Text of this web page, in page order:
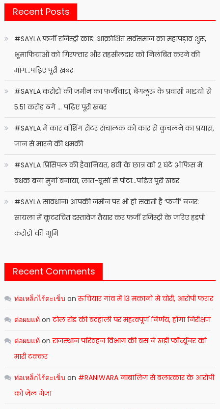
Recent Posts
#SAYLA फर्जी रजिस्ट्री कांड: आक्रोशित सर्वसमाज का महापड़ाव शुरू,
भूमाफियाओं को गिरफ्तार और तहसीलदार को निलंबित करने की
मांग…पढ़िए पूरी खबर
#SAYLA करोड़ों की जमीन का फर्जीवाड़ा, बेंगलूरु के प्रवासी भाइयों से
5.51 करोड़ ठगे … पढ़िए पूरी खबर
#SAYLA में कार वॉशिंग सेंटर संचालक को कार से कुचलने का प्रयास,
जान से मारने की धमकी
#SAYLA प्रिंसिपल की हैवानियत, 8वीं के छात्र को 2 घंटे ऑफिस में
बंधक बना मुर्गा बनाया, लात-घूंसों से पीटा…पढ़िए पूरी खबर
#SAYLA सावधान! आपकी जमीन पर भी हो सकती है ‘फर्जी’ नजर:
सायला में कूटरचित दस्तावेज तैयार कर फर्जी रजिस्ट्री के जरिए हड़पी
करोड़ों की भूमि
Recent Comments
ท่อเหล็กไร้ตะเข็บ onरुचियार गांव में 13 मकानों में चोरी, आरोपी फरार
ต่อผมแท้onटोल रोड की बदहाली पर महत्वपूर्ण निर्णय, होगा निरीक्षण
ต่อผมแท้onराजस्थान परिवहन विभाग की बस ने खड़ी फॉर्च्यूनर को
मारी टक्कर
ท่อเหล็กไร้ตะเข็บ on #RANIWARA नाबालिग से बलात्कार के आरोपी
को जेल भेजा